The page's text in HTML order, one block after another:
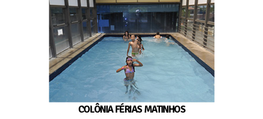
COLÔNIA FÉRIAS MATINHOS